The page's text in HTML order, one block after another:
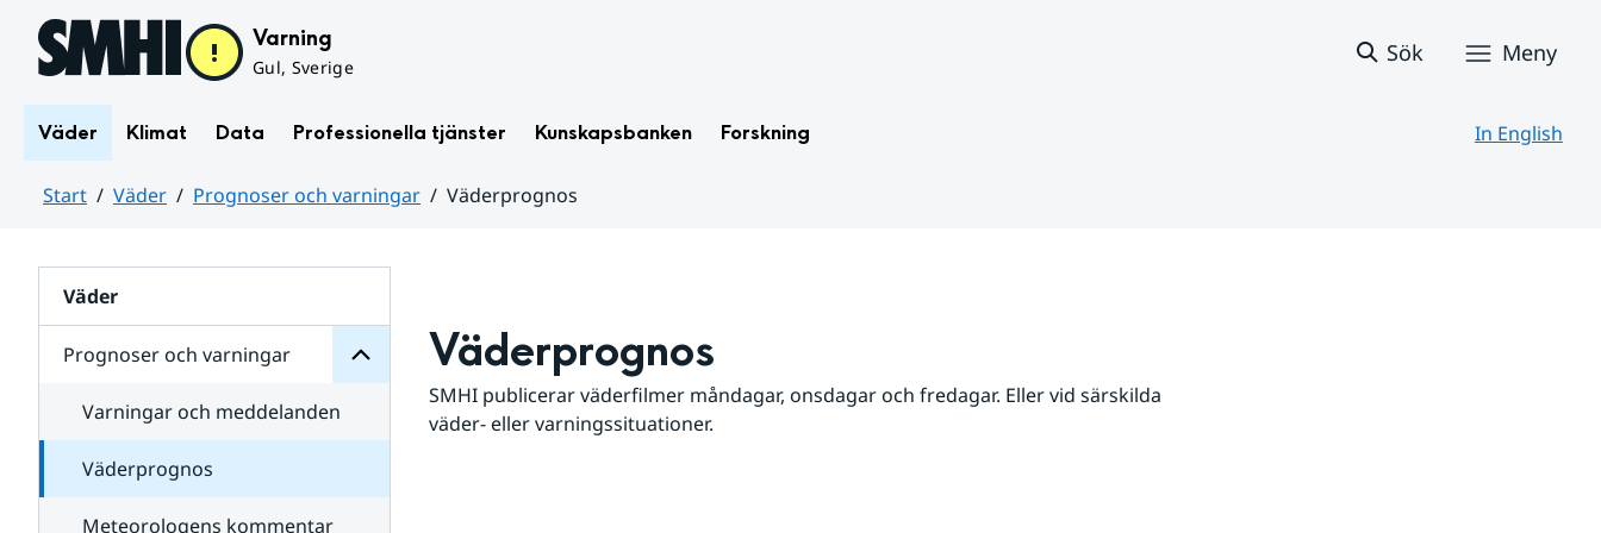
Hoppa till sidans innehåll Varning
Gul, Sverige
Sök Meny
Väder Klimat Data Professionella tjänster Kunskapsbanken Forskning In English
Start Väder Prognoser och varningar
Väderprognos
Väder
Prognoser och varningar
för
varningar
Varningar och meddelanden
Väderprognos
Meteorologens kommentar
Väderprognos
SMHI publicerar väderfilmer måndagar, onsdagar och fredagar. Eller vid särskilda
väder- eller varningssituationer.